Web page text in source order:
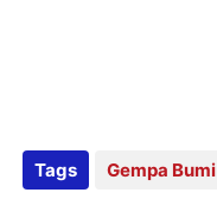
Tags Gempa Bumi